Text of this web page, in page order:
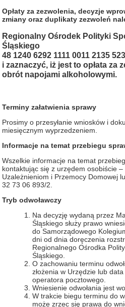
Opłaty za zezwolenia, decyzje
zmiany oraz duplikaty zezwoleń
Regionalny Ośrodek Polityki
Śląskiego
48 1240 6292 1111 0011 2135
i zaznaczyć, iż jest to opłata za
obrót napojami alkoholowymi.
Terminy załatwienia sprawy
Prosimy o przesyłanie wniosków i
miesięcznym wyprzedzeniem.
Informacje na temat przebiegu
Wszelkie informacje na temat
kontaktując się z urzędem osobiście –
Uzależnieniom i Przemocy Domowej
32 73 06 893/2.
Tryb odwoławczy
Na decyzję wydaną przez
Śląskiego służy prawo
do Samorządowego
dni od dnia doręczenia
Regionalnego Ośrodka
Śląskiego.
O zachowaniu terminu
złożenia w Urzędzie lub
operatora pocztowego.
Wniesienie odwołania jest
W trakcie biegu terminu do
może zrzec się prawa do